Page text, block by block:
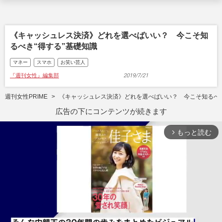
《キャッシュレス決済》どれを選べばいい？ 今こそ知
るべき“得する”基礎知識
マネー スマホ お笑い芸人
『週刊女性』編集部 2019/7/21
週刊女性PRIME 《キャッシュレス決済》どれを選べばいい？ 今こそ知るべ
広告の下にコンテンツが続きます
arrow_forward_ios もっと読む